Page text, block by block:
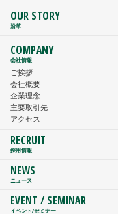
OUR STORY
沿革
COMPANY
会社情報
ご挨拶
会社概要
企業理念
主要取引先
アクセス
RECRUIT
採用情報
NEWS
ニュース
EVENT / SEMINAR
イベント/セミナー